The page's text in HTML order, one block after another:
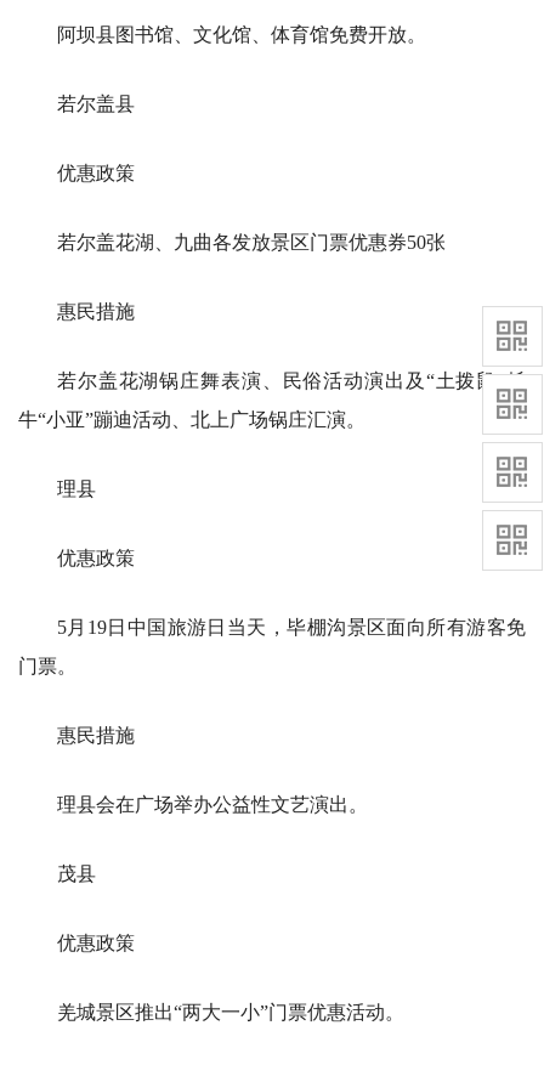
阿坝县图书馆、文化馆、体育馆免费开放。
若尔盖县
优惠政策
若尔盖花湖、九曲各发放景区门票优惠券50张
惠民措施
若尔盖花湖锅庄舞表演、民俗活动演出及“土拨鼠”牦
牛“小亚”蹦迪活动、北上广场锅庄汇演。
理县
优惠政策
5月19日中国旅游日当天，毕棚沟景区面向所有游客免
门票。
惠民措施
理县会在广场举办公益性文艺演出。
茂县
优惠政策
羌城景区推出“两大一小”门票优惠活动。